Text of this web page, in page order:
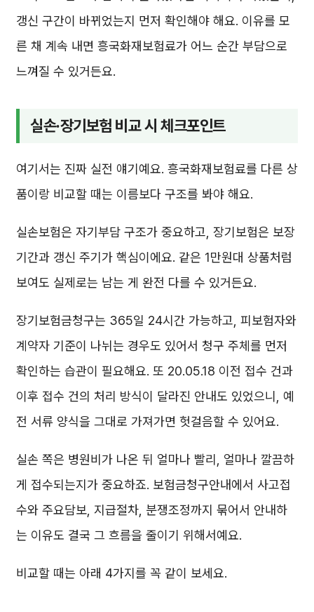
갱신 구간이 바뀌었는지 먼저 확인해야 해요. 이유를 모
른 채 계속 내면 흥국화재보험료가 어느 순간 부담으로
느껴질 수 있거든요.
실손·장기보험 비교 시 체크포인트
여기서는 진짜 실전 얘기예요. 흥국화재보험료를 다른 상
품이랑 비교할 때는 이름보다 구조를 봐야 해요.
실손보험은 자기부담 구조가 중요하고, 장기보험은 보장
기간과 갱신 주기가 핵심이에요. 같은 1만원대 상품처럼
보여도 실제로는 남는 게 완전 다를 수 있거든요.
장기보험금청구는 365일 24시간 가능하고, 피보험자와
계약자 기준이 나뉘는 경우도 있어서 청구 주체를 먼저
확인하는 습관이 필요해요. 또 20.05.18 이전 접수 건과
이후 접수 건의 처리 방식이 달라진 안내도 있었으니, 예
전 서류 양식을 그대로 가져가면 헛걸음할 수 있어요.
실손 쪽은 병원비가 나온 뒤 얼마나 빨리, 얼마나 깔끔하
게 접수되는지가 중요하죠. 보험금청구안내에서 사고접
수와 주요담보, 지급절차, 분쟁조정까지 묶어서 안내하
는 이유도 결국 그 흐름을 줄이기 위해서예요.
비교할 때는 아래 4가지를 꼭 같이 보세요.